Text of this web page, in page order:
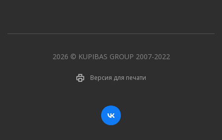
2026 © KUPIBAS GROUP 2007-2022
Версия для печати